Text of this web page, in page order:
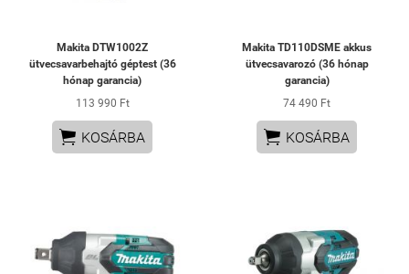
Makita DTW1002Z
ütvecsavarbehajtó géptest (36
hónap garancia)
113 990 Ft
 KOSÁRBA
Makita TD110DSME akkus
ütvecsavarozó (36 hónap
garancia)
74 490 Ft
 KOSÁRBA